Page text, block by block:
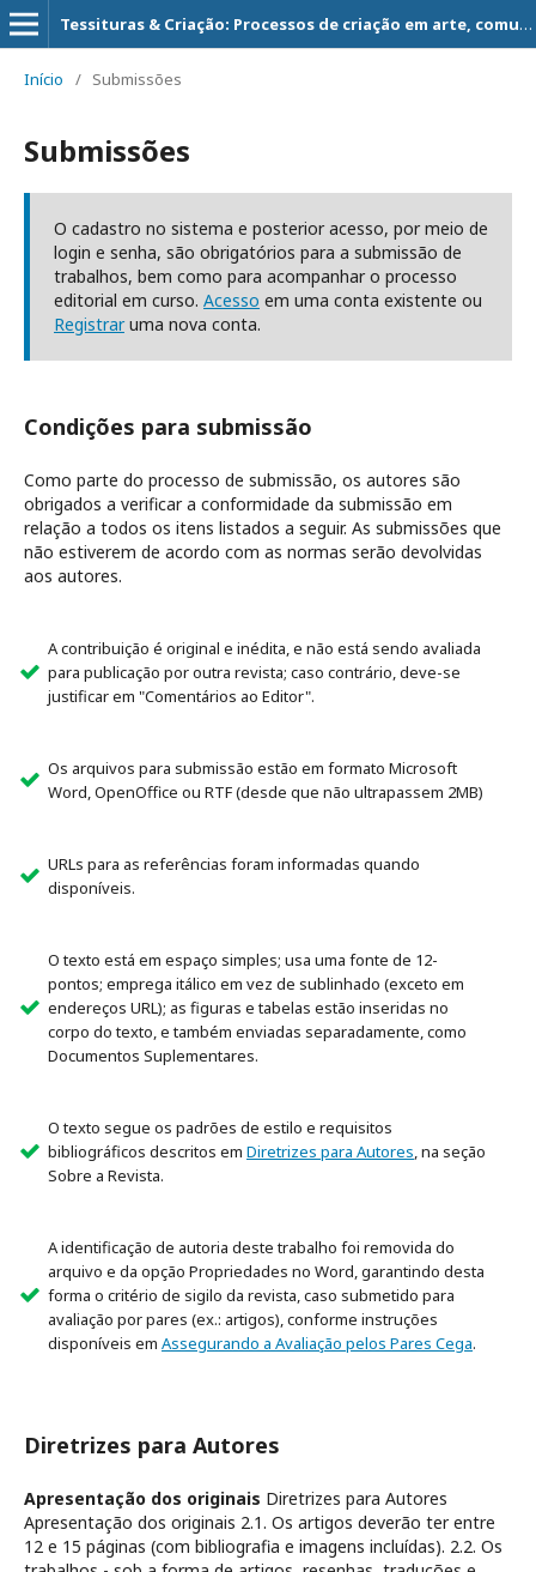
Tessituras & Criação: Processos de criação em arte, comunicação e ciência
Início / Submissões
Submissões
O cadastro no sistema e posterior acesso, por meio de
login e senha, são obrigatórios para a submissão de
trabalhos, bem como para acompanhar o processo
editorial em curso. Acesso em uma conta existente ou
Registraruma nova conta.
Condições para submissão
Como parte do processo de submissão, os autores são
obrigados a verificar a conformidade da submissão em
relação a todos os itens listados a seguir. As submissões que
não estiverem de acordo com as normas serão devolvidas
aos autores.
A contribuição é original e inédita, e não está sendo avaliada
para publicação por outra revista; caso contrário, deve-se
justificar em "Comentários ao Editor".
Os arquivos para submissão estão em formato Microsoft
Word, OpenOffice ou RTF (desde que não ultrapassem 2MB)
URLs para as referências foram informadas quando
disponíveis.
O texto está em espaço simples; usa uma fonte de 12-
pontos; emprega itálico em vez de sublinhado (exceto em
endereços URL); as figuras e tabelas estão inseridas no
corpo do texto, e também enviadas separadamente, como
Documentos Suplementares.
O texto segue os padrões de estilo e requisitos
bibliográficos descritos em Diretrizes para Autores, na seção
Sobre a Revista.
A identificação de autoria deste trabalho foi removida do
arquivo e da opção Propriedades no Word, garantindo desta
forma o critério de sigilo da revista, caso submetido para
avaliação por pares (ex.: artigos), conforme instruções
disponíveis em Assegurando a Avaliação pelos Pares Cega.
Diretrizes para Autores
Apresentação dos originais Diretrizes para Autores
Apresentação dos originais 2.1. Os artigos deverão ter entre
12 e 15 páginas (com bibliografia e imagens incluídas). 2.2. Os